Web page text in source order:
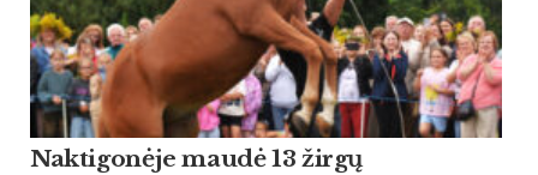
Naktigonėje maudė 13 žirgų